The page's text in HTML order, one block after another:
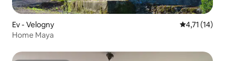
Ev - Velogny 5 üzerinden
4,71 (14)
Home Maya